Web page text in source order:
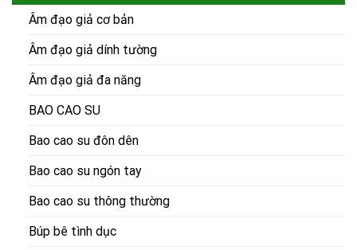
Âm đạo giả cơ bản
Âm đạo giả dính tường
Âm đạo giả đa năng
BAO CAO SU
Bao cao su đôn dên
Bao cao su ngón tay
Bao cao su thông thường
Búp bê tình dục